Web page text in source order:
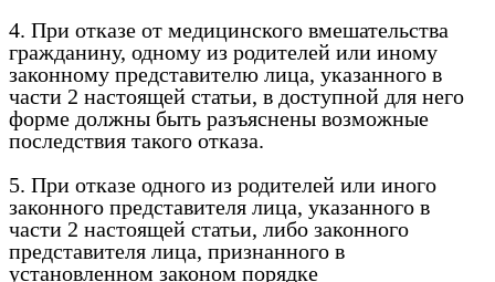
4. При отказе от медицинского вмешательства
гражданину, одному из родителей или иному
законному представителю лица, указанного в
части 2 настоящей статьи, в доступной для него
форме должны быть разъяснены возможные
последствия такого отказа.
5. При отказе одного из родителей или иного
законного представителя лица, указанного в
части 2 настоящей статьи, либо законного
представителя лица, признанного в
установленном законом порядке